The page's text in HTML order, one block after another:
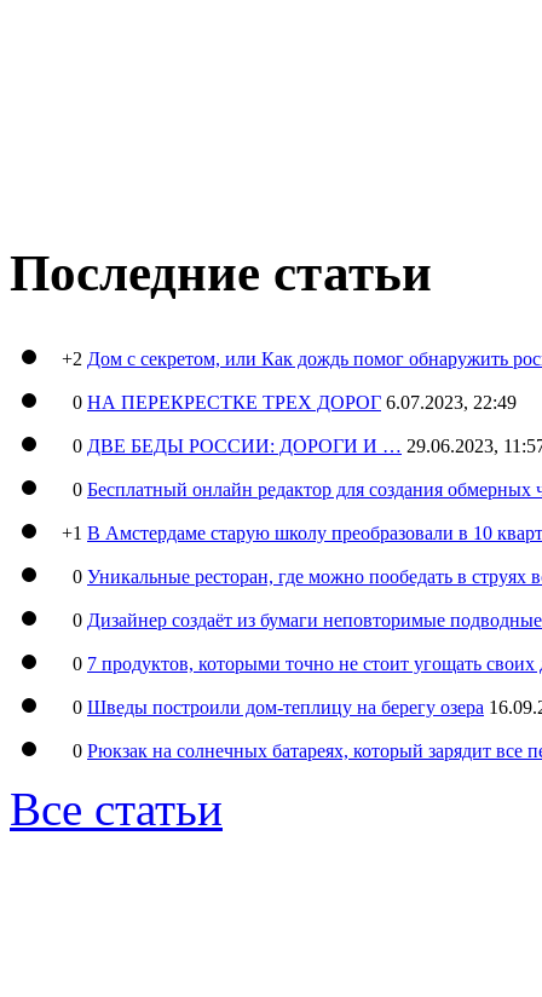
Последние статьи
+2 Дом с секретом, или Как дождь помог обнаружить
0 НА ПЕРЕКРЕСТКЕ ТРЕХ ДОРОГ 6.07.2023, 22:49
0 ДВЕ БЕДЫ РОССИИ: ДОРОГИ И … 29.06.2023,
0 Бесплатный онлайн редактор для создания обмерных
+1 В Амстердаме старую школу преобразовали в 10
0 Уникальные ресторан, где можно пообедать в струях
0 Дизайнер создаёт из бумаги неповторимые
0 7 продуктов, которыми точно не стоит угощать
0 Шведы построили дом-теплицу на берегу озера
0 Рюкзак на солнечных батареях, который зарядит все
Все статьи